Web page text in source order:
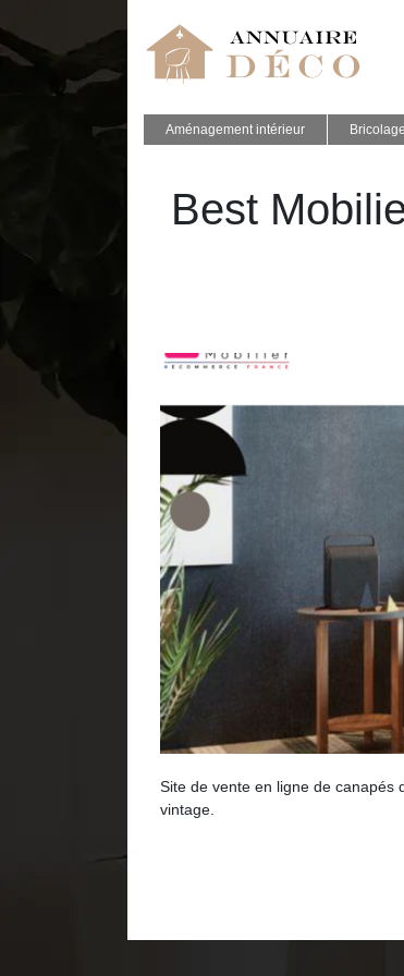
Aménagement intérieur Bricolage
Best
Site de vente en ligne de canapés
vintage.